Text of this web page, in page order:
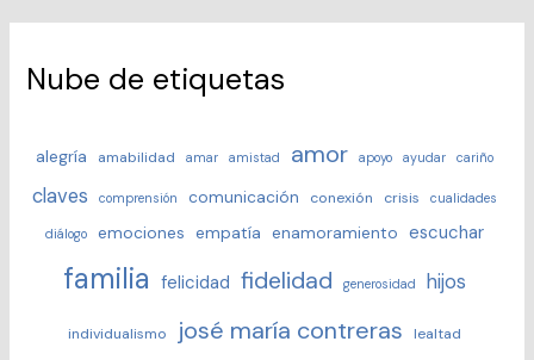
Nube de etiquetas
alegría amabilidad amar amistad amor apoyo ayudar cariño
claves comprensión comunicación conexión crisis cualidades
diálogo emociones empatía enamoramiento escuchar
familia felicidad fidelidad generosidad hijos
individualismo josé maría contreras lealtad